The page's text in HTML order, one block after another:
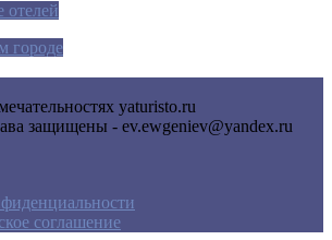
отелей
городе
yaturisto.ru
защищены - ev.ewgeniev@yandex.ru
соглашение